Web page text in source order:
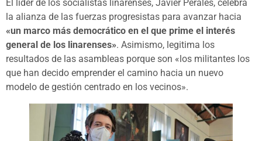
El líder de los socialistas linarenses, Javier Perales, celebra
la alianza de las fuerzas progresistas para avanzar hacia
«un marco más democrático en el que prime el interés
general de los linarenses». Asimismo, legitima los
resultados de las asambleas porque son «los militantes los
que han decido emprender el camino hacia un nuevo
modelo de gestión centrado en los vecinos».